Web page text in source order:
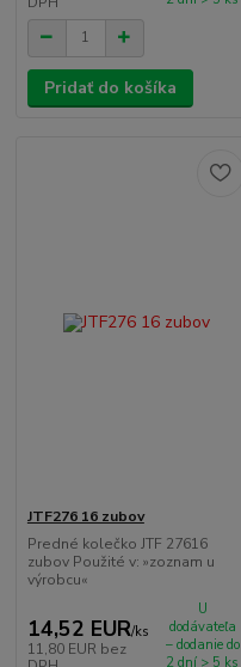
Pridať do košíka
JTF276 16 zubov
Predné kolečko JTF 27616
zubov Použité v: »zoznam u
výrobcu«
14,52 EUR/ks
11,80 EUR bez
U
dodávateľa
– dodanie do
2 dní > 5 ks